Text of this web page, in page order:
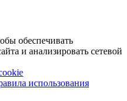
обеспечивать
и анализировать сетевой
использования